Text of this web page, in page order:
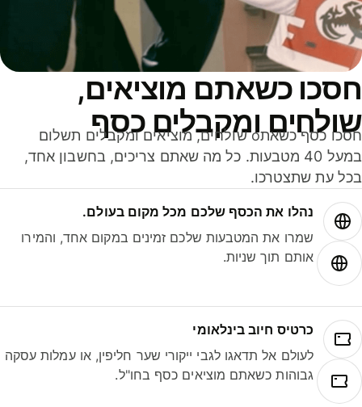
כשאתם מוציאים,
ומקבלים כסף
חסכו כסף כשאתo שולחים, מוציאים ומקבלים תשלום
במעל 40 מטבעות. כל מה שאתם צריכים, בחשבון אחד,
עת שתצטרכו.
נהלו את הכסף שלכם מכל מקום בעולם.
שמרו את המטבעות שלכם זמינים במקום אחד, והמירו
אותם תוך שניות.
כרטיס חיוב בינלאומי
לעולם אל תדאגו לגבי ייקורי שער חליפין, או עמלות עסקה
גבוהות כשאתם מוציאים כסף בחו"ל.